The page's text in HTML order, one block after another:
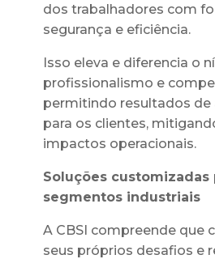
dos trabalhadores com
segurança e eficiência.
Isso eleva e diferencia o
profissionalismo e
permitindo resultados de
para os clientes,
impactos operacionais.
Soluções
segmentos industriais
A CBSI compreende que
seus próprios desafios e